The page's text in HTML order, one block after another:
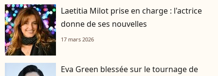
Laetitia Milot prise en charge : l'actrice
donne de ses nouvelles
17 mars 2026
Eva Green blessée sur le tournage de